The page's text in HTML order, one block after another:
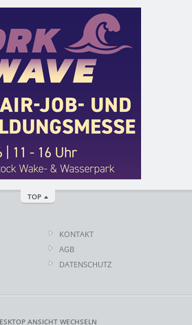
TOP
KONTAKT
AGB
DATENSCHUTZ
ANSICHT WECHSELN